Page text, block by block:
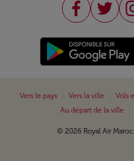
Vers le pays Vers la ville Vols
Au départ de la ville
© 2026 Royal Air